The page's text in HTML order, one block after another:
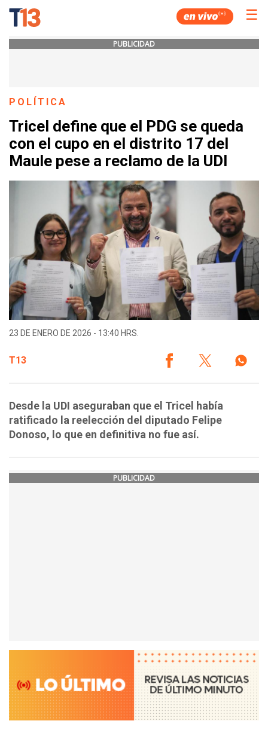
☰
PUBLICIDAD
POLÍTICA
Tricel define que el PDG se queda
con el cupo en el distrito 17 del
Maule pese a reclamo de la UDI
23 DE ENERO DE 2026 - 13:40 HRS.
T13
Desde la UDI aseguraban que el Tricel había
ratificado la reelección del diputado Felipe
Donoso, lo que en definitiva no fue así.
PUBLICIDAD